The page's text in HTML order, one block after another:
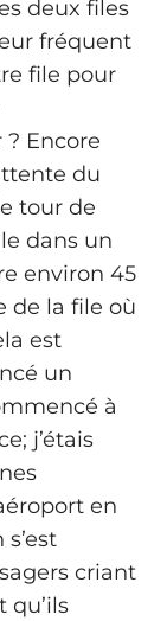
deux files
fréquent
file pour
Encore
du
tour de
dans un
environ 45
de la file où
est
un
à
j’étais
en
criant
qu’ils